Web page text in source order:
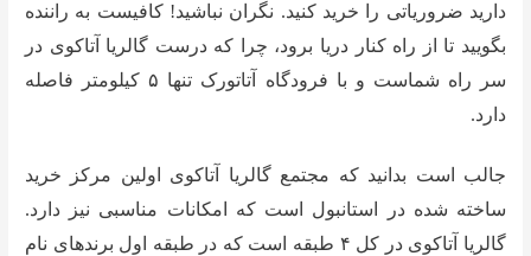
دارید ضروریاتی را خرید کنید. نگران نباشید! کافیست به راننده
بگویید تا از راه کنار دریا برود، چرا که درست گالریا آتاکوی در
سر راه شماست و با فرودگاه آتاتورک تنها ۵ کیلومتر فاصله
دارد.
جالب است بدانید که مجتمع گالریا آتاکوی اولین مرکز خرید
ساخته شده در استانبول است که امکانات مناسبی نیز دارد.
گالریا آتاکوی در کل ۴ طبقه است که در طبقه اول برندهای نام